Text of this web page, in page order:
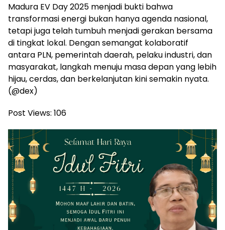
Madura EV Day 2025 menjadi bukti bahwa
transformasi energi bukan hanya agenda nasional,
tetapi juga telah tumbuh menjadi gerakan bersama
di tingkat lokal. Dengan semangat kolaboratif
antara PLN, pemerintah daerah, pelaku industri, dan
masyarakat, langkah menuju masa depan yang lebih
hijau, cerdas, dan berkelanjutan kini semakin nyata.
(@dex)
Post Views: 106